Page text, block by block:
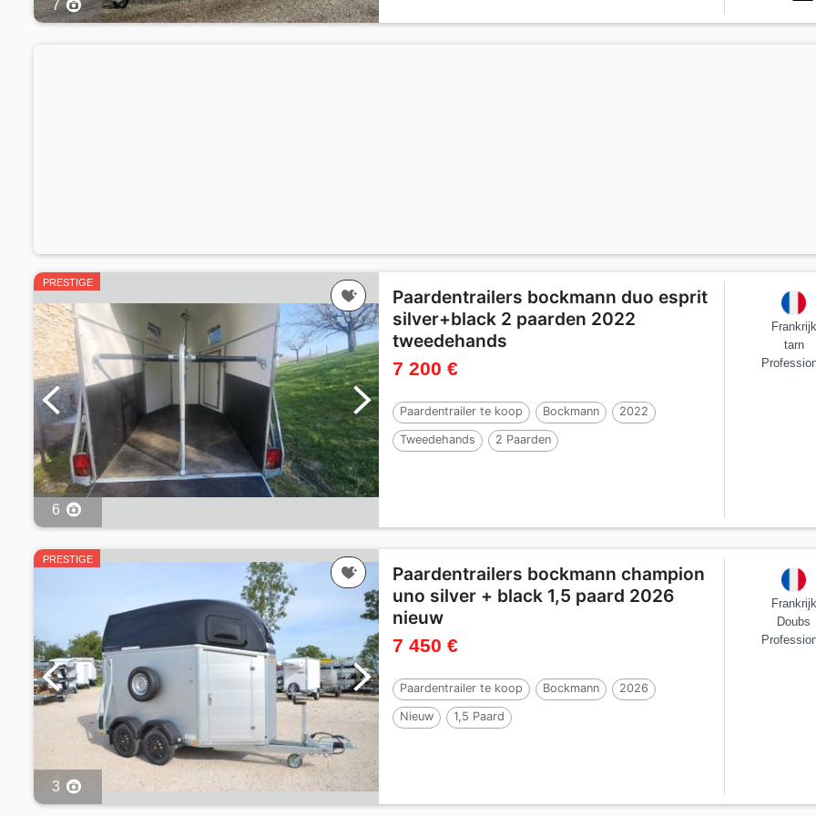
7
PRESTIGE
6
Paardentrailers bockmann duo esprit
silver+black 2 paarden 2022
tweedehands
7 200 €
Paardentrailer te koop Bockmann 2022
Tweedehands 2 Paarden
Frankrijk
tarn
PRESTIGE
3
Paardentrailers bockmann champion
uno silver + black 1,5 paard 2026
nieuw
7 450 €
Paardentrailer te koop Bockmann 2026
Nieuw 1,5 Paard
Frankrijk
Doubs